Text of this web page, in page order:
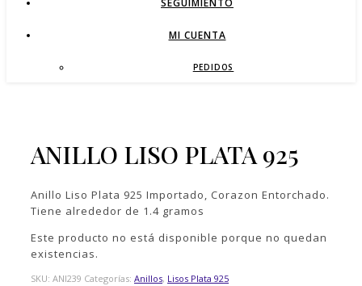
SEGUIMIENTO
MI CUENTA
PEDIDOS
ANILLO LISO PLATA 925
Anillo Liso Plata 925 Importado, Corazon Entorchado.
Tiene alrededor de 1.4 gramos
Este producto no está disponible porque no quedan
existencias.
SKU: ANI239 Categorías: Anillos, Lisos Plata 925